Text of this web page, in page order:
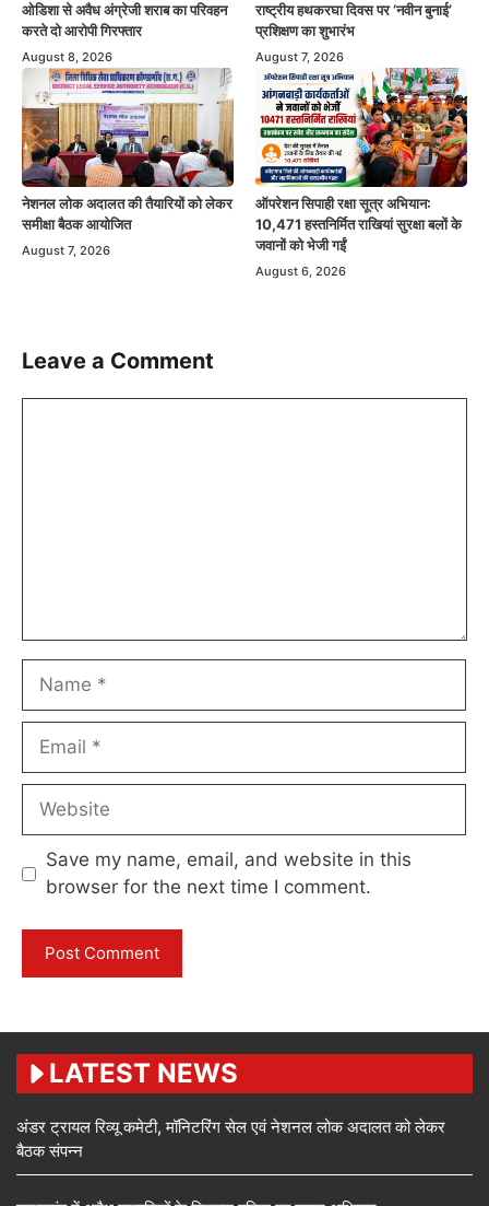
ओडिशा से अवैध अंग्रेजी शराब का परिवहन
करते दो आरोपी गिरफ्तार
August 8, 2026
राष्ट्रीय हथकरघा दिवस पर ‘नवीन बुनाई’
प्रशिक्षण का शुभारंभ
August 7, 2026
नेशनल लोक अदालत की तैयारियों को लेकर
समीक्षा बैठक आयोजित
August 7, 2026
ऑपरेशन सिपाही रक्षा सूत्र अभियान:
10,471 हस्तनिर्मित राखियां सुरक्षा बलों के
जवानों को भेजी गईं
August 6, 2026
Leave a Comment
Name
Email
Website
Save my name, email, and website in this
browser for the next time I comment.
LATEST NEWS
अंडर ट्रायल रिव्यू कमेटी, मॉनिटरिंग सेल एवं नेशनल लोक अदालत को लेकर
बैठक संपन्न